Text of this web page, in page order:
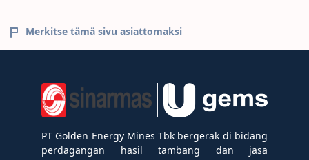
Merkitse tämä sivu asiattomaksi
PT Golden Energy Mines Tbk bergerak di bidang
perdagangan hasil tambang dan jasa